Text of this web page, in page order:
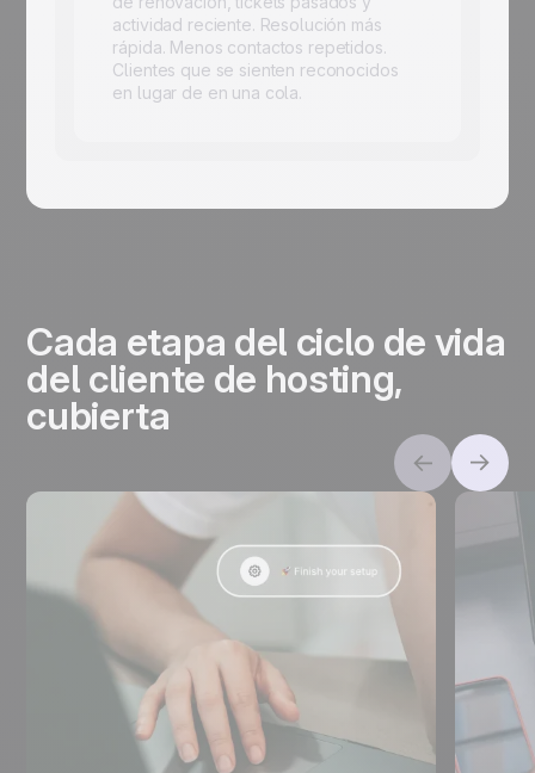
actividad reciente. Resolución más
rápida. Menos contactos repetidos.
Clientes que se sienten reconocidos
en lugar de en una cola.
Cada etapa del ciclo de vida
del cliente de hosting,
cubierta